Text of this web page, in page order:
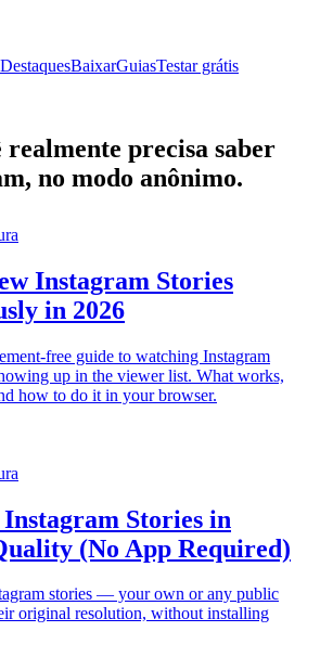
DestaquesBaixarGuiasTestar grátis
realmente precisa saber
no modo anônimo.
Instagram Stories
in 2026
free guide to watching Instagram
up in the viewer list. What works,
how to do it in your browser.
Stories in
(No App Required)
stories — your own or any public
original resolution, without installing